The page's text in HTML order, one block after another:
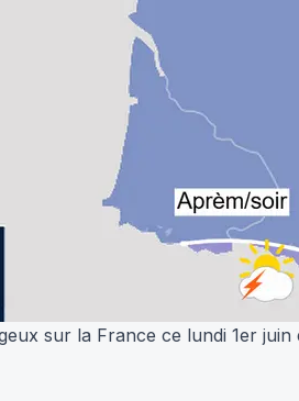
sur la France ce lundi 1er